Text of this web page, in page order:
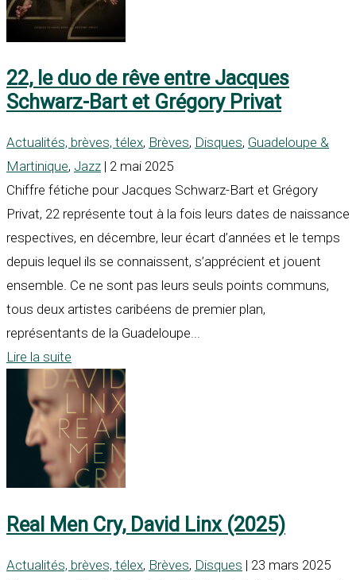
22, le duo de rêve entre Jacques
Schwarz-Bart et Grégory Privat
Actualités, brèves, télex, Brèves, Disques, Guadeloupe &
Martinique, Jazz | 2 mai 2025
Chiffre fétiche pour Jacques Schwarz-Bart et Grégory
Privat, 22 représente tout à la fois leurs dates de naissance
respectives, en décembre, leur écart d’années et le temps
depuis lequel ils se connaissent, s’apprécient et jouent
ensemble. Ce ne sont pas leurs seuls points communs,
tous deux artistes caribéens de premier plan,
représentants de la Guadeloupe...
Lire la suite
Real Men Cry, David Linx (2025)
Actualités, brèves, télex, Brèves, Disques | 23 mars 2025